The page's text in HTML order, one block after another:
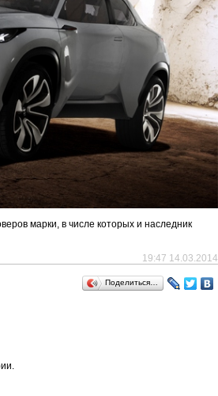
марки, в числе которых и наследник
19:47 14.03.2014
Поделиться…